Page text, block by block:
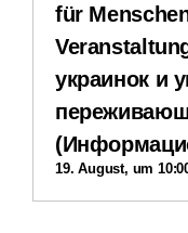
für
украинок и
19. August, um